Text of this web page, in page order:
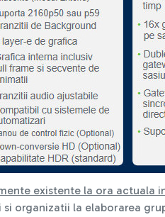
existente la ora actuala
la elaborarea